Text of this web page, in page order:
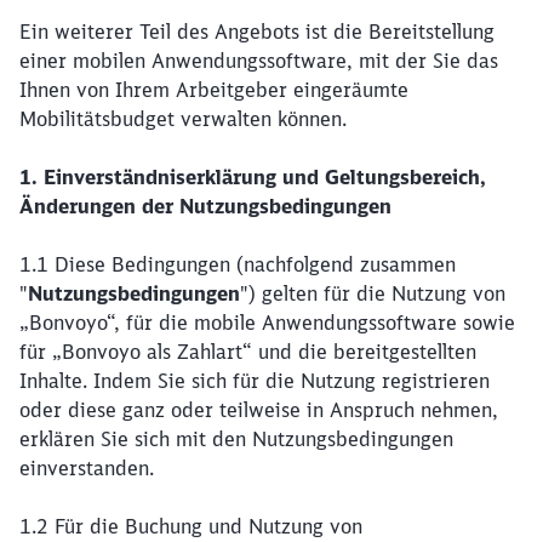
Ein weiterer Teil des Angebots ist die Bereitstellung
einer mobilen Anwendungssoftware, mit der Sie das
Ihnen von Ihrem Arbeitgeber eingeräumte
Mobilitätsbudget verwalten können.
1. Einverständniserklärung und Geltungsbereich,
Änderungen der Nutzungsbedingungen
1.1 Diese Bedingungen (nachfolgend zusammen
"Nutzungsbedingungen") gelten für die Nutzung von
„Bonvoyo“, für die mobile Anwendungssoftware sowie
für „Bonvoyo als Zahlart“ und die bereitgestellten
Inhalte. Indem Sie sich für die Nutzung registrieren
oder diese ganz oder teilweise in Anspruch nehmen,
erklären Sie sich mit den Nutzungsbedingungen
einverstanden.
1.2 Für die Buchung und Nutzung von